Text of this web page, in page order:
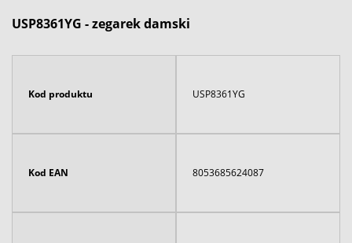
USP8361YG - zegarek damski
Kod produktu USP8361YG
Kod EAN 8053685624087